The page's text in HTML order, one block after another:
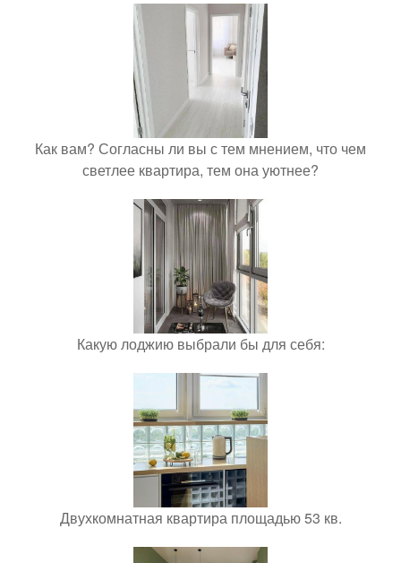
Как вам? Согласны ли вы с тем мнением, что чем
светлее квартира, тем она уютнее?
Какую лоджию выбрали бы для себя:
Двухкомнатная квартира площадью 53 кв.